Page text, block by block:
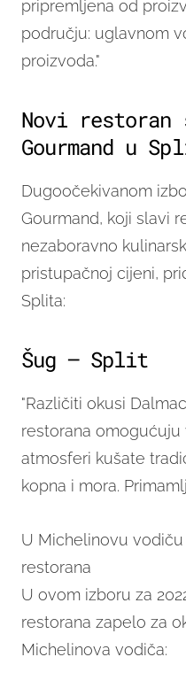
pripremljena od
području: uglavnom
proizvoda."
Novi restoran
Gourmand u
Dugoočekivanom
Gourmand, koji slavi
nezaboravno
pristupačnoj cijeni,
Splita:
Šug – Split
"Različiti okusi
restorana
atmosferi kušate
kopna i mora.
U Michelinovu
restorana
U ovom izboru za
restorana zapelo za
Michelinova vodiča: